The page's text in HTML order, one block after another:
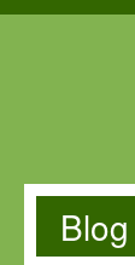
Blog